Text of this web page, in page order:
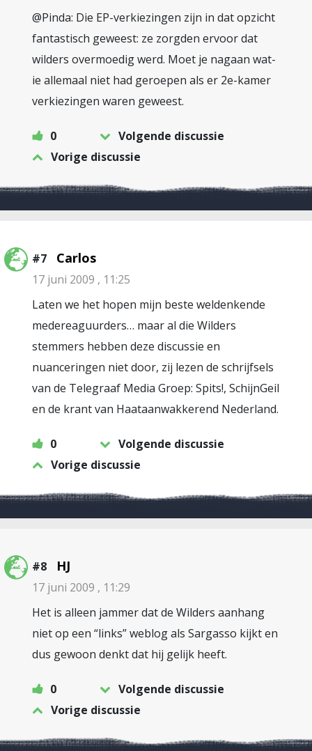
@Pinda: Die EP-verkiezingen zijn in dat opzicht
fantastisch geweest: ze zorgden ervoor dat
wilders overmoedig werd. Moet je nagaan wat-
ie allemaal niet had geroepen als er 2e-kamer
verkiezingen waren geweest.
0
Volgende discussie
Vorige discussie
#7 Carlos
17 juni 2009 , 11:25
Laten we het hopen mijn beste weldenkende
medereaguurders… maar al die Wilders
stemmers hebben deze discussie en
nuanceringen niet door, zij lezen de schrijfsels
van de Telegraaf Media Groep: Spits!, SchijnGeil
en de krant van Haataanwakkerend Nederland.
0
Volgende discussie
Vorige discussie
#8 HJ
17 juni 2009 , 11:29
Het is alleen jammer dat de Wilders aanhang
niet op een “links” weblog als Sargasso kijkt en
dus gewoon denkt dat hij gelijk heeft.
0
Volgende discussie
Vorige discussie